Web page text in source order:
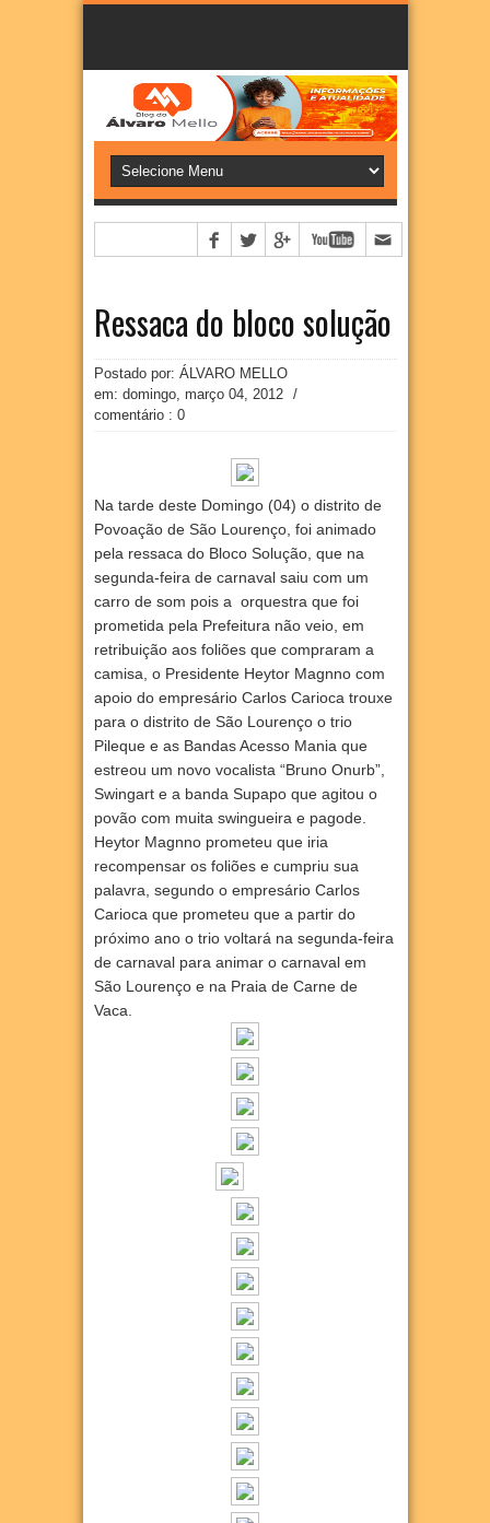
Ressaca do bloco solução
Postado por: ÁLVARO MELLO
em: domingo, março 04, 2012
/
comentário : 0
Na tarde deste Domingo (04) o distrito de
Povoação de São Lourenço, foi animado
pela ressaca do Bloco Solução, que na
segunda-feira de carnaval saiu com um
carro de som pois a orquestra que foi
prometida pela Prefeitura não veio, em
retribuição aos foliões que compraram a
camisa, o Presidente Heytor Magnno com
apoio do empresário Carlos Carioca trouxe
para o distrito de São Lourenço o trio
Pileque e as Bandas Acesso Mania que
estreou um novo vocalista “Bruno Onurb”,
Swingart e a banda Supapo que agitou o
povão com muita swingueira e pagode.
Heytor Magnno prometeu que iria
recompensar os foliões e cumpriu sua
palavra, segundo o empresário Carlos
Carioca que prometeu que a partir do
próximo ano o trio voltará na segunda-feira
de carnaval para animar o carnaval em
São Lourenço e na Praia de Carne de
Vaca.